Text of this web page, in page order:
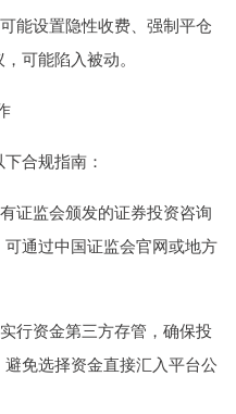
能设置隐性收费、强制平仓
可能陷入被动。
合规指南：
证监会颁发的证券投资咨询
通过中国证监会官网或地方
行资金第三方存管，确保投
免选择资金直接汇入平台公